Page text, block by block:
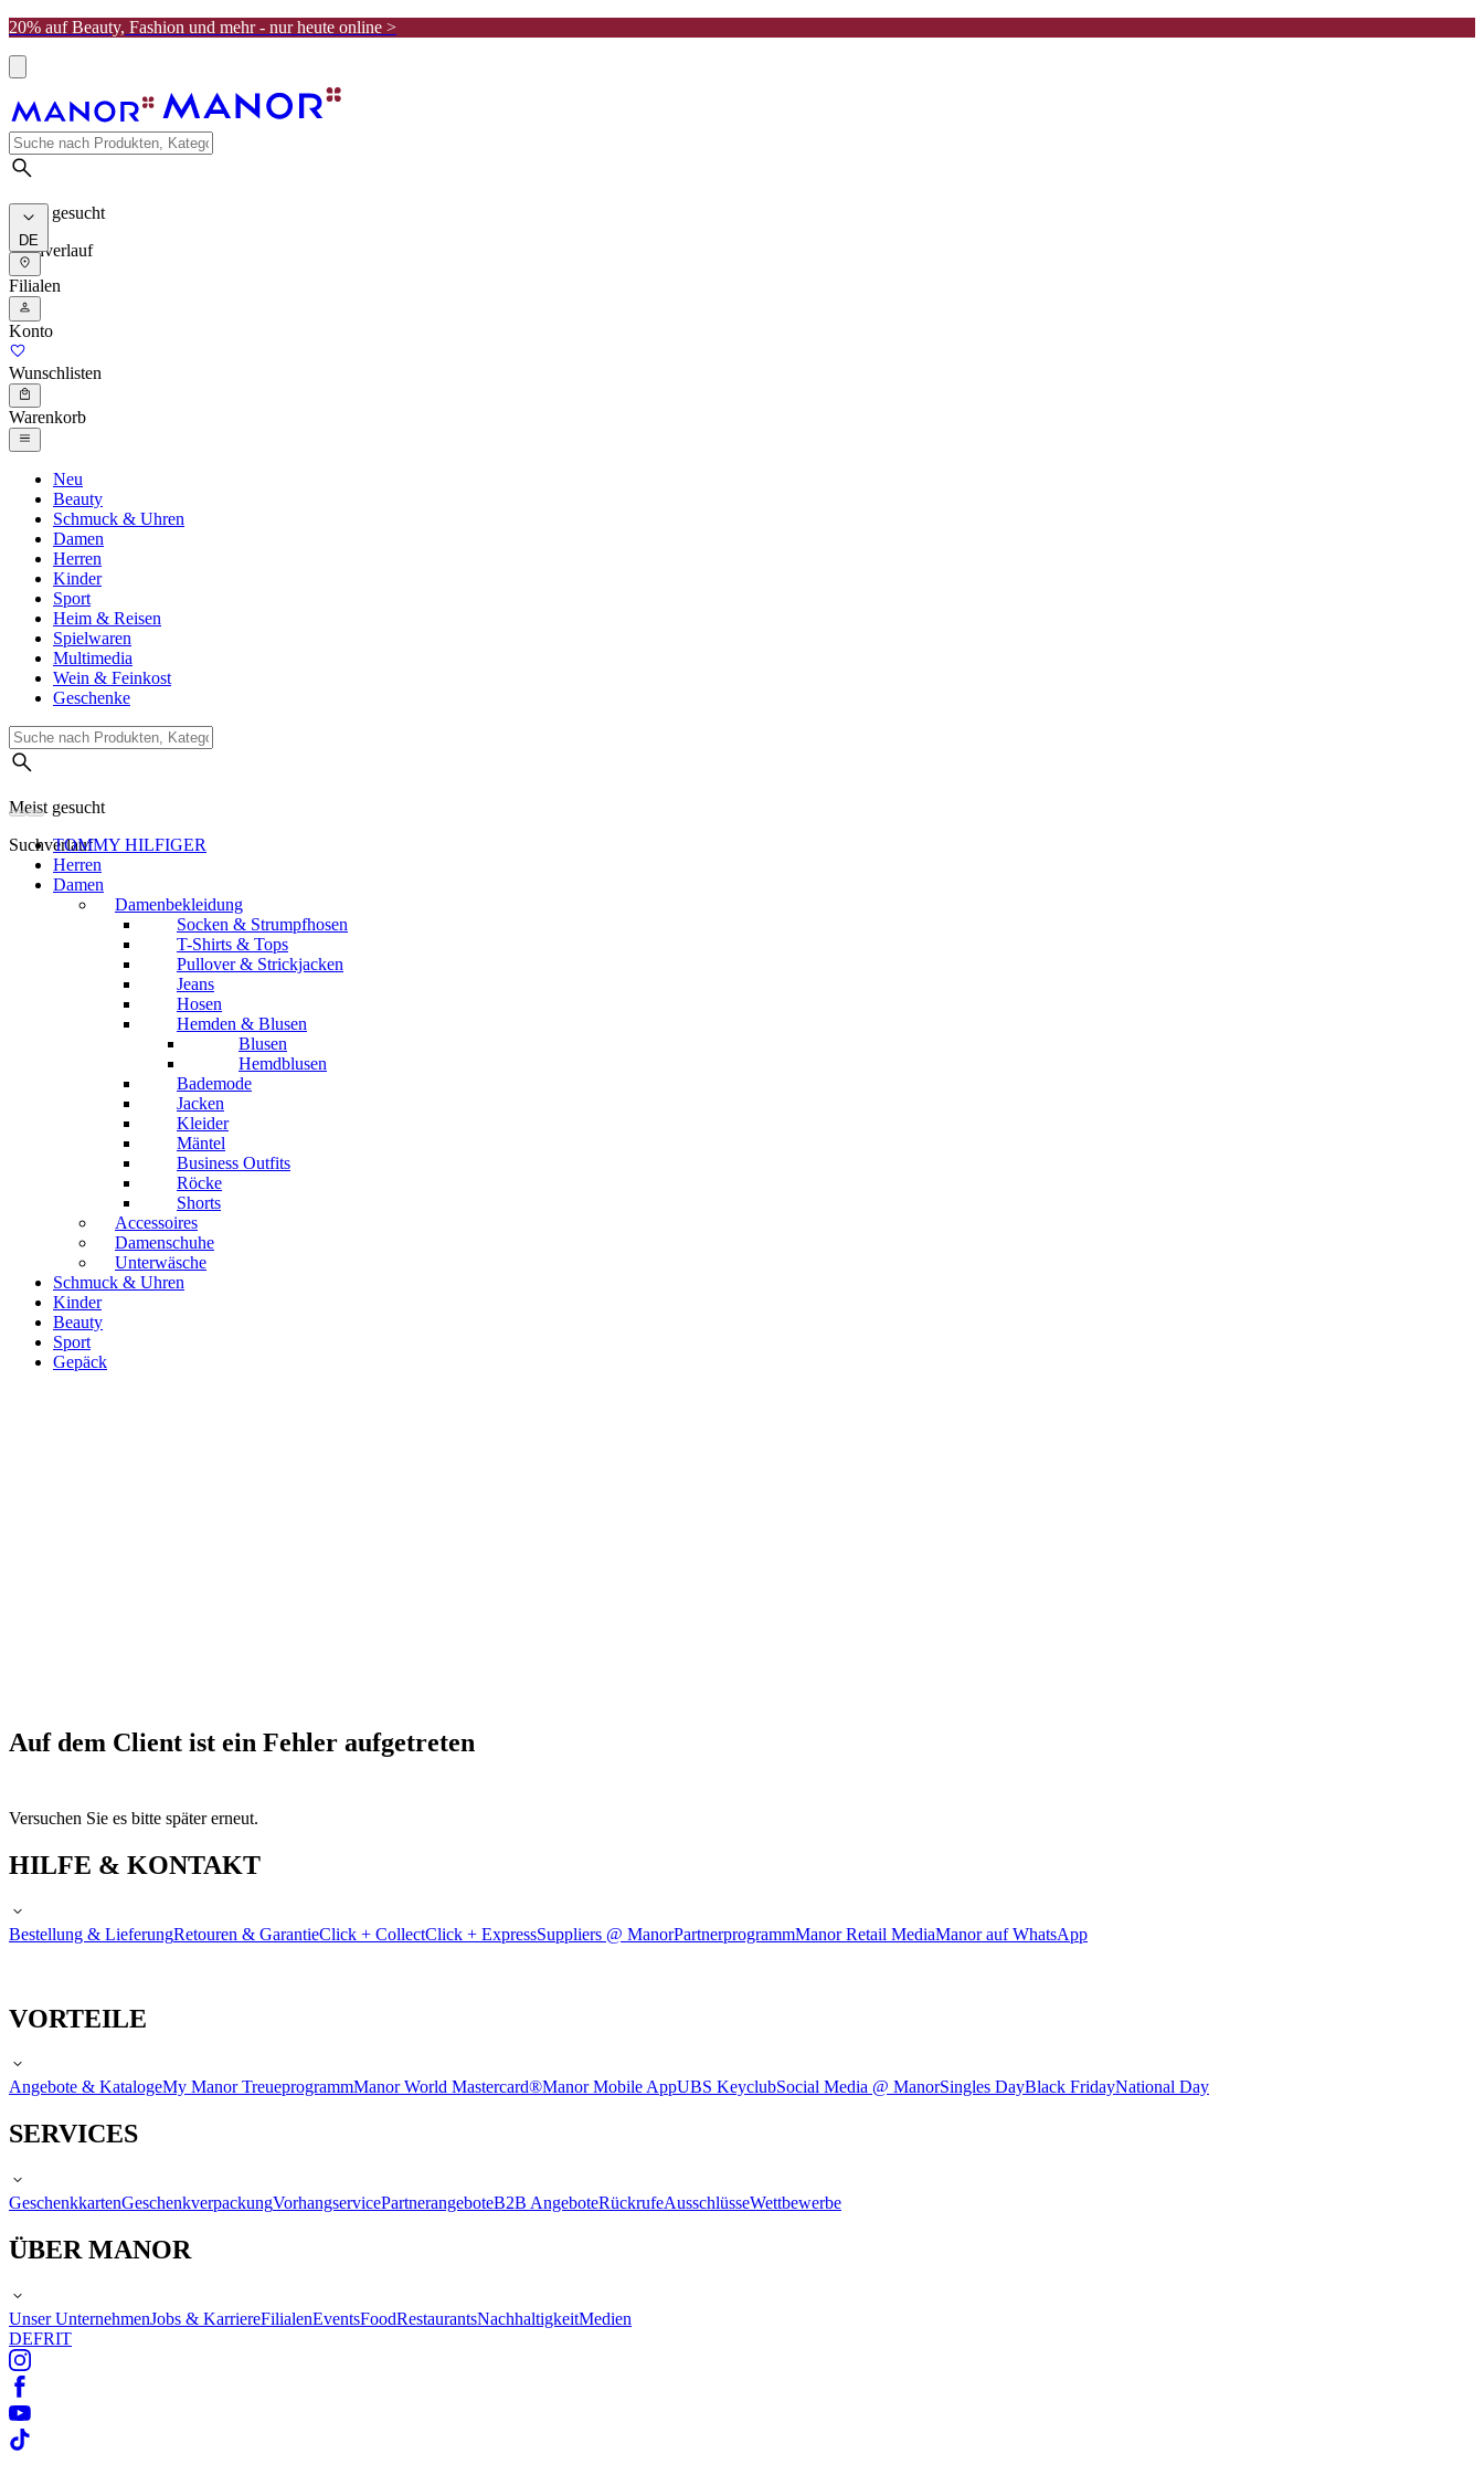
20% auf Beauty, Fashion und mehr - nur heute online >
Meist gesucht
Suchverlauf
DE
Filialen
Konto
Wunschlisten
Warenkorb
Neu
Beauty
Schmuck & Uhren
Damen
Herren
Kinder
Sport
Heim & Reisen
Spielwaren
Multimedia
Wein & Feinkost
Geschenke
Meist gesucht
SuchverlaufTOMMY HILFIGER
Herren
Damen
Damenbekleidung
Socken & Strumpfhosen
T-Shirts & Tops
Pullover & Strickjacken
Jeans
Hosen
Hemden & Blusen
Blusen
Hemdblusen
Bademode
Jacken
Kleider
Mäntel
Business Outfits
Röcke
Shorts
Accessoires
Damenschuhe
Unterwäsche
Schmuck & Uhren
Kinder
Beauty
Sport
Gepäck
Auf dem Client ist ein Fehler aufgetreten
Versuchen Sie es bitte später erneut.
HILFE & KONTAKT
Bestellung & LieferungRetouren & GarantieClick + CollectClick + ExpressSuppliers @ ManorPartnerprogrammManor Retail MediaManor auf WhatsApp
VORTEILE
Angebote & KatalogeMy Manor TreueprogrammManor World Mastercard®Manor Mobile AppUBS KeyclubSocial Media @ ManorSingles DayBlack FridayNational Day
SERVICES
GeschenkkartenGeschenkverpackungVorhangservicePartnerangeboteB2B AngeboteRückrufeAusschlüsseWettbewerbe
ÜBER MANOR
Unser UnternehmenJobs & KarriereFilialenEventsFoodRestaurantsNachhaltigkeitMedien
DEFRIT